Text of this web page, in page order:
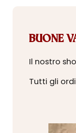
BUONE
Il nostro
Tutti gli